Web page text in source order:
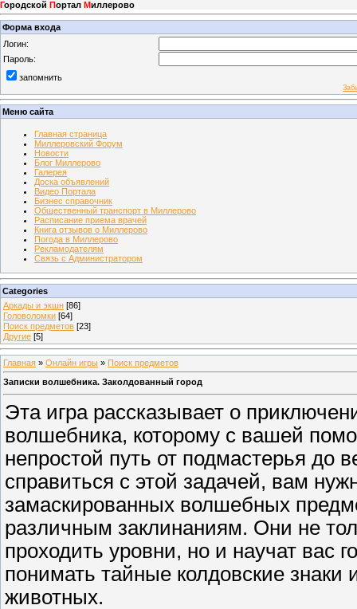
Городской Портал Миллерово
Форма входа
Логин:
Пароль:
запомнить
Меню сайта
Главная страница
Миллеровский Форум
Новости
Блог Миллерово
Галерея
Доска объявлений
Видео Портала
Бизнес справочник
Общественный транспорт в Миллерово
Расписание приема врачей
Книга отзывов о Миллерово
Погода в Миллерово
Рекламодателям
Связь с Администратором
Categories
Аркады и экшн [86]
Головоломки [64]
Поиск предметов [23]
Другие [5]
Главная » Онлайн игры » Поиск предметов
Записки волшебника. Заколдованный город
Эта игра рассказывает о
волшебника, которому с вашей
непростой путь от подмастерья до
справиться с этой задачей, вам
замаскированных волшебных
различным заклинаниям. Они не
проходить уровни, но и научат вас
понимать тайные колдовские знаки
животных.